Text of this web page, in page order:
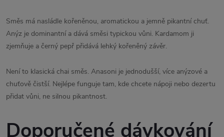
Směs má nasládle kořeněnou, aromatickou a jemně pikantní chuť.
Anýz je dominantní a dává směsi typickou vůni. Kardamom ji
zjemňuje a černý pepř přidává lehký kořeněný závěr.
Není to klasická chai směs. Anasoni je jednodušší, více anýzové a
chuťově čistší. Nejlépe funguje tam, kde chcete nápoji nebo dezertu
přidat vůni, ne silnou pikantnost.
Doporučené dávkování